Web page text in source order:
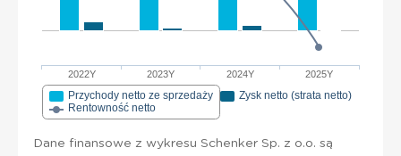
2022Y 2023Y 2024Y 2025Y
Przychody netto ze sprzedaży
Zysk netto (strata netto)
Rentowność netto
Dane finansowe z wykresu Schenker Sp. z o.o. są